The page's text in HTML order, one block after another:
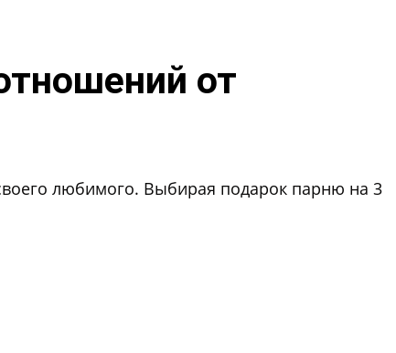
от
любимого. Выбирая подарок парню на 3